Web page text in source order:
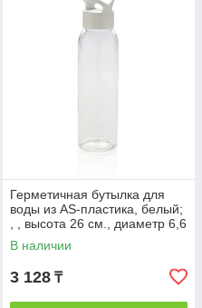
Герметичная бутылка для
воды из AS-пластика, белый;
, , высота 26 см., диаметр 6,6
см., P436.873
В наличии
3 128 ₸